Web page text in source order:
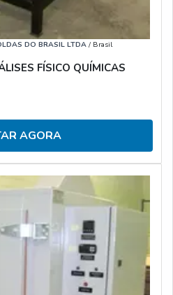
DO BRASIL LTDA / Brasil
FÍSICO QUÍMICAS
AGORA